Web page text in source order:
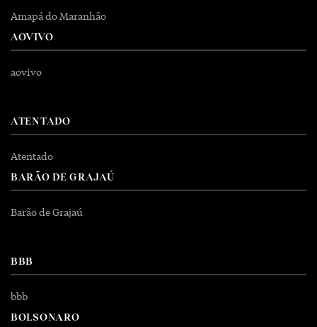
Amapá do Maranhão
AOVIVO
aovivo
ATENTADO
Atentado
BARÃO DE GRAJAÚ
Barão de Grajaú
BBB
bbb
BOLSONARO